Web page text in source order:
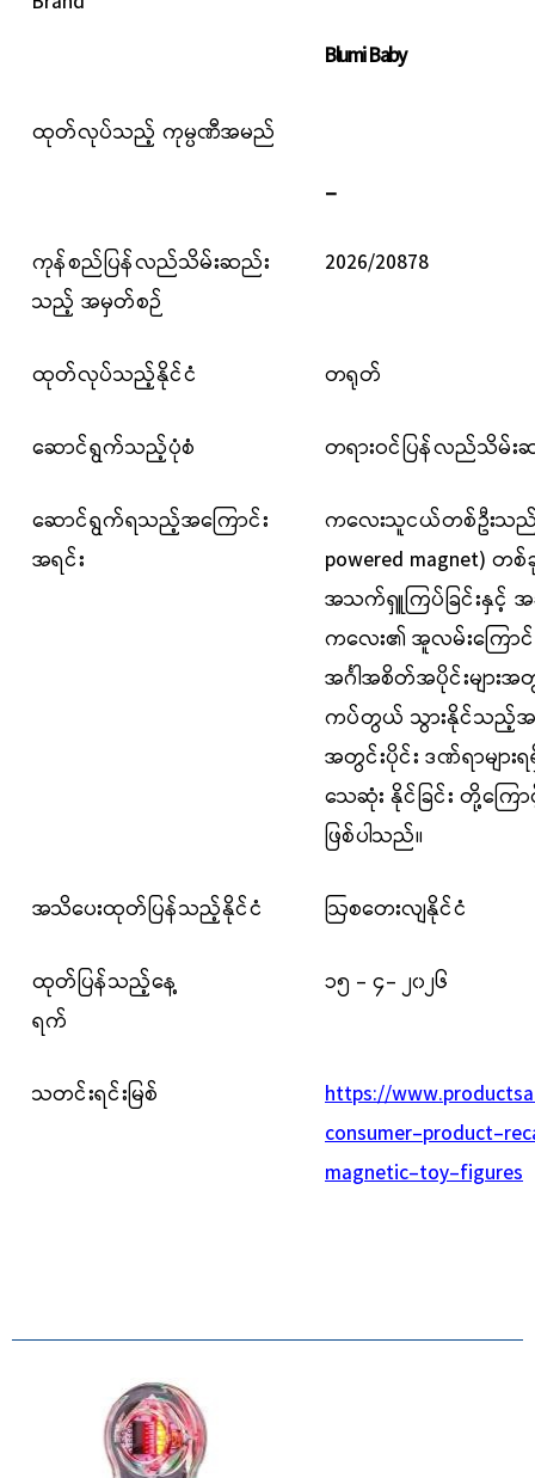
Blumi Baby
ထုတ်လုပ်သည့် ကုမ္ပဏီအမည်
_
ကုန်စည်ပြန်လည်သိမ်းဆည်း
သည့် အမှတ်စဉ်
2026/20878
ထုတ်လုပ်သည့်နိုင်ငံ တရုတ်
ဆောင်ရွက်သည့်ပုံစံ တရားဝင်ပြန်လည်သိမ်းဆ
ဆောင်ရွက်ရသည့်အကြောင်း
အရင်း
ကလေးသူငယ်တစ်ဦးသည်
powered magnet) တစ်
အသက်ရှူကြပ်ခြင်းနှင့်
ကလေး၏ အူလမ်းကြောင်
အင်္ဂါအစိတ်အပိုင်းများ
ကပ်တွယ် သွားနိုင်သည့်အ
အတွင်းပိုင်း ဒဏ်ရာမျ
သေဆုံး နိုင်ခြင်း တို့ကြေ
ဖြစ်ပါသည်။
အသိပေးထုတ်ပြန်သည့်နိုင်ငံ ဩစတေးလျနိုင်ငံ
ထုတ်ပြန်သည့်နေ့
ရက်
၁၅ - ၄- ၂၀၂၆
သတင်းရင်းမြစ်
https://
consumer-product-
magnetic-toy-figures